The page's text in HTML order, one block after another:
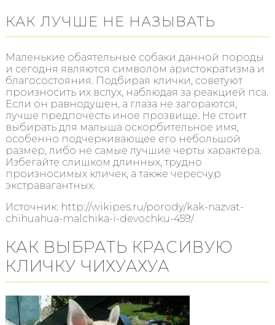
КАК ЛУЧШЕ НЕ НАЗЫВАТЬ
Маленькие обаятельные собаки данной породы
и сегодня являются символом аристократизма и
благосостояния. Подбирая клички, советуют
произносить их вслух, наблюдая за реакцией пса.
Если он равнодушен, а глаза не загораются,
лучше предпочесть иное прозвище. Не стоит
выбирать для малыша оскорбительное имя,
особенно подчеркивающее его небольшой
размер, либо не самые лучшие черты характера.
Избегайте слишком длинных, трудно
произносимых кличек, а также чересчур
экстравагантных.
Источник: http://wikipes.ru/porody/kak-nazvat-
chihuahua-malchika-i-devochku-459/
КАК ВЫБРАТЬ КРАСИВУЮ
КЛИЧКУ ЧИХУАХУА